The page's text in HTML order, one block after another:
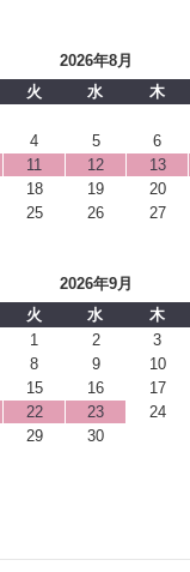
2026年8月
火 水 木
4 5 6
11 12 13
18 19 20
25 26 27
2026年9月
火 水 木
1
2 3
8 9 10
15 16 17
22 23 24
29 30